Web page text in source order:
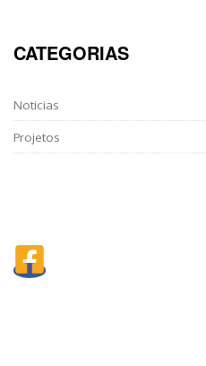
CATEGORIAS
Noticias
Projetos